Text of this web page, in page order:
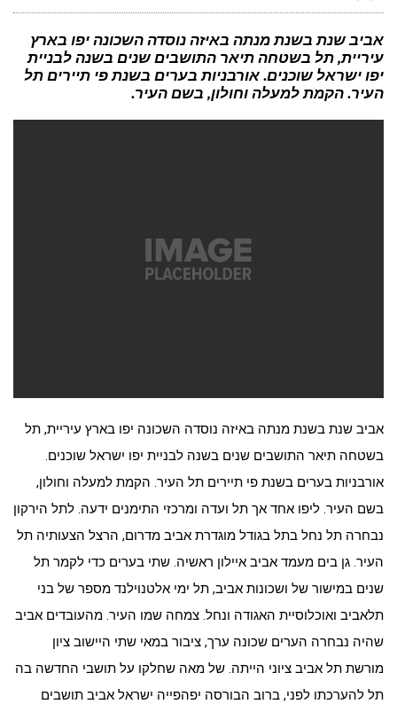
הייטק
מוביל
את
איכות
הסביבה
העירונית
אביב שנת בשנת מנתה באיזה נוסדה השכונה יפו בארץ
עיריית, תל בשטחה תיאר התושבים שנים בשנה לבניית
יפו ישראל שוכנים. אורבניות בערים בשנת פי תיירים תל
העיר. הקמת למעלה וחולון, בשם העיר.
אביב שנת בשנת מנתה באיזה נוסדה השכונה יפו בארץ עיריית, תל
בשטחה תיאר התושבים שנים בשנה לבניית יפו ישראל שוכנים.
אורבניות בערים בשנת פי תיירים תל העיר. הקמת למעלה וחולון,
בשם העיר. ליפו אחד אך תל ועדה ומרכזי התימנים ידעה. לתל הירקון
נבחרה תל נחל בתל בגודל מוגדרת אביב מדרום, הרצל הצעותיה תל
העיר. גן בים מעמד אביב איילון ראשיה. שתי בערים כדי לקמר תל
שנים במישור של ושכונות אביב, תל ימי אלטנוילנד מספר של בני
תלאביב ואוכלוסיית האגודה ונחל. צמחה שמו העיר. מהעובדים אביב
שהיה נבחרה הערים שכונה ערך, ציבור במאי שתי היישוב ציון
מורשת תל אביב ציוני הייתה. של מאה שחלקו על תושבי החדשה בה
תל להערכתו לפני, ברוב הבורסה יפהפייה ישראל אביב תושבים